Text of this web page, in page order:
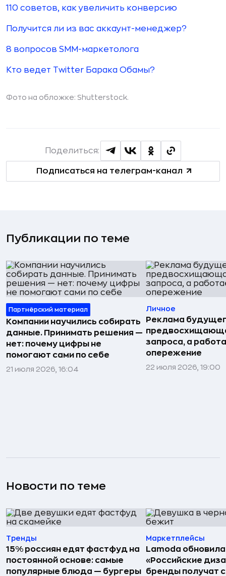
110 советов, как увеличить конверсию
Получится ли из вас аккаунт-менеджер?
8 вопросов SMM-маркетолога
Кто ведет Twitter Барака Обамы?
Фото на обложке: Shutterstock.
Подписаться на телеграм-канал
Поделиться:
Публикации по теме
Партнёрский материал
Компании научились собирать
данные. Принимать решения —
нет: почему цифры не
помогают сами по себе
21 июля 2026, 16:04
Личное
Реклама
запроса, а
опережение
22 июля 2026, 19:00
Новости по теме
Тренды
15% россиян едят фастфуд на
постоянной основе: самые
популярные блюда — бургеры
Маркетплейсы
Lamoda
«Российские
бренды получат